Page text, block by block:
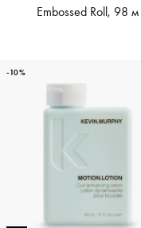
Embossed Roll, 98 м
-10%